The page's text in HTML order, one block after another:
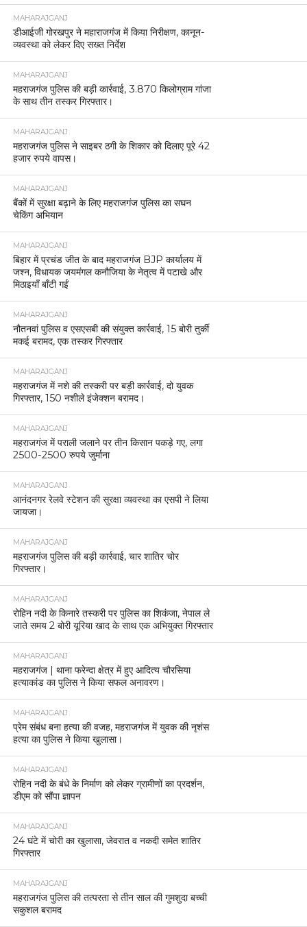
MAHARAJGANJ
डीआईजी गोरखपुर ने महाराजगंज में किया निरीक्षण, कानून-
व्यवस्था को लेकर दिए सख्त निर्देश
MAHARAJGANJ
महराजगंज पुलिस की बड़ी कार्रवाई, 3.870 किलोग्राम गांजा
के साथ तीन तस्कर गिरफ्तार।
MAHARAJGANJ
महराजगंज पुलिस ने साइबर ठगी के शिकार को दिलाए पूरे 42
हजार रुपये वापस।
MAHARAJGANJ
बैंकों में सुरक्षा बढ़ाने के लिए महराजगंज पुलिस का सघन
चेकिंग अभियान
MAHARAJGANJ
बिहार में प्रचंड जीत के बाद महराजगंज BJP कार्यालय में
जश्न, विधायक जयमंगल कनौजिया के नेतृत्व में पटाखे और
मिठाइयाँ बाँटी गईं
MAHARAJGANJ
नौतनवां पुलिस व एसएसबी की संयुक्त कार्रवाई, 15 बोरी तुर्की
मकई बरामद, एक तस्कर गिरफ्तार
MAHARAJGANJ
महराजगंज में नशे की तस्करी पर बड़ी कार्रवाई, दो युवक
गिरफ्तार, 150 नशीले इंजेक्शन बरामद।
MAHARAJGANJ
महराजगंज में पराली जलाने पर तीन किसान पकड़े गए, लगा
2500-2500 रुपये जुर्माना
MAHARAJGANJ
आनंदनगर रेलवे स्टेशन की सुरक्षा व्यवस्था का एसपी ने लिया
जायजा।
MAHARAJGANJ
महराजगंज पुलिस की बड़ी कार्रवाई, चार शातिर चोर
गिरफ्तार।
MAHARAJGANJ
रोहिन नदी के किनारे तस्करी पर पुलिस का शिकंजा, नेपाल ले
जाते समय 2 बोरी यूरिया खाद के साथ एक अभियुक्त गिरफ्तार
MAHARAJGANJ
महराजगंज | थाना फरेन्दा क्षेत्र में हुए आदित्य चौरसिया
हत्याकांड का पुलिस ने किया सफल अनावरण।
MAHARAJGANJ
प्रेम संबंध बना हत्या की वजह, महराजगंज में युवक की नृशंस
हत्या का पुलिस ने किया खुलासा।
MAHARAJGANJ
रोहिन नदी के बंधे के निर्माण को लेकर ग्रामीणों का प्रदर्शन,
डीएम को सौंपा ज्ञापन
MAHARAJGANJ
24 घंटे में चोरी का खुलासा, जेवरात व नकदी समेत शातिर
गिरफ्तार
MAHARAJGANJ
महराजगंज पुलिस की तत्परता से तीन साल की गुमशुदा बच्ची
सकुशल बरामद